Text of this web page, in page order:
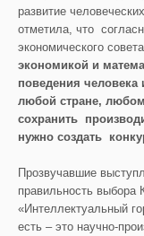
развитие
отметила, что
экономического
экономикой и
поведения
любой стране,
сохранить
нужно создать
Прозвучавшие
правильность выбора
«Интеллектуальный
есть – это научно-